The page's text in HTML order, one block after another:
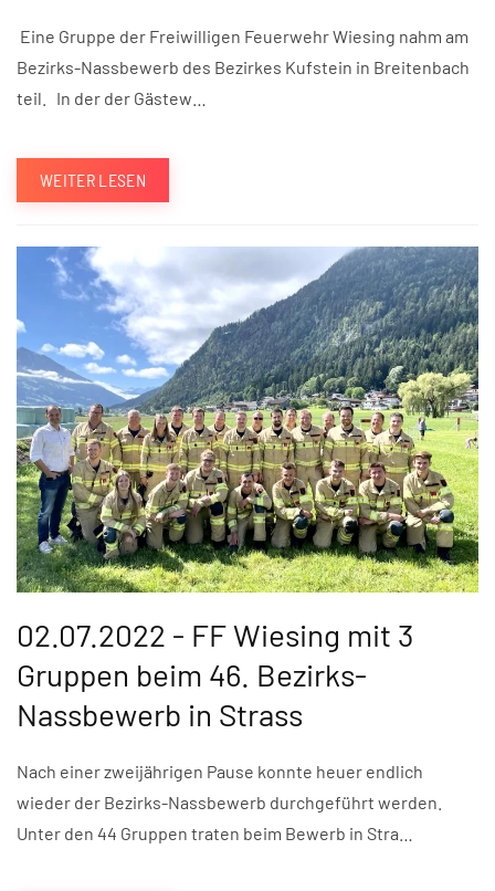
Eine Gruppe der Freiwilligen Feuerwehr Wiesing nahm am
Bezirks-Nassbewerb des Bezirkes Kufstein in Breitenbach
teil. In der der Gästew…
WEITER LESEN
02.07.2022 - FF Wiesing mit 3
Gruppen beim 46. Bezirks-
Nassbewerb in Strass
Nach einer zweijährigen Pause konnte heuer endlich
wieder der Bezirks-Nassbewerb durchgeführt werden.
Unter den 44 Gruppen traten beim Bewerb in Stra…